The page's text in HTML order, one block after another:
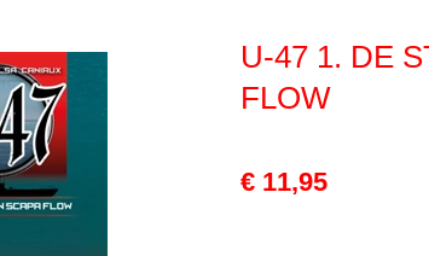
U-47 1. DE
FLOW
€ 11,95